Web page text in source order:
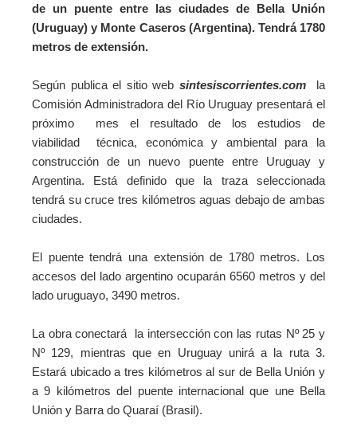
de un puente entre las ciudades de Bella Unión
(Uruguay) y Monte Caseros (Argentina). Tendrá 1780
metros de extensión.
Según publica el sitio web sintesiscorrientes.com la
Comisión Administradora del Río Uruguay presentará el
próximo mes el resultado de los estudios de
viabilidad técnica, económica y ambiental para la
construcción de un nuevo puente entre Uruguay y
Argentina. Está definido que la traza seleccionada
tendrá su cruce tres kilómetros aguas debajo de ambas
ciudades.
El puente tendrá una extensión de 1780 metros. Los
accesos del lado argentino ocuparán 6560 metros y del
lado uruguayo, 3490 metros.
La obra conectará la intersección con las rutas Nº 25 y
Nº 129, mientras que en Uruguay unirá a la ruta 3.
Estará ubicado a tres kilómetros al sur de Bella Unión y
a 9 kilómetros del puente internacional que une Bella
Unión y Barra do Quaraí (Brasil).